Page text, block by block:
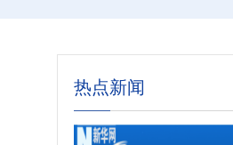
热点新闻